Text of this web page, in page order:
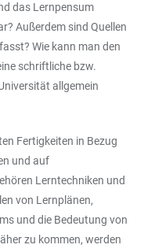
das Lernpensum
Außerdem sind Quellen
Wie kann man den
schriftliche bzw.
allgemein
Fertigkeiten in Bezug
und auf
Lerntechniken und
von Lernplänen,
und die Bedeutung von
zu kommen, werden